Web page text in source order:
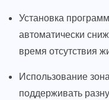
Установка
автоматически
время отсутствия
Использование
поддерживать